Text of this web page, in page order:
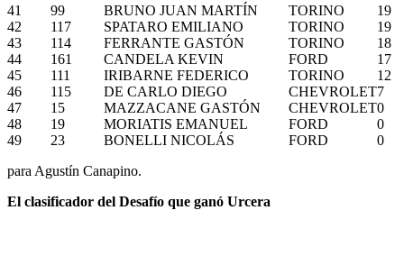
41
99 BRUNO JUAN MARTÍN TORINO
19
42
117 SPATARO EMILIANO TORINO
19
43
114 FERRANTE GASTÓN TORINO
18
44
161 CANDELA KEVIN FORD
17
45
111 IRIBARNE FEDERICO TORINO
12
46
115 DE CARLO DIEGO CHEVROLET7
47
15 MAZZACANE GASTÓN CHEVROLET0
48
19 MORIATIS EMANUEL FORD
0
49
23 BONELLI NICOLÁS FORD
0
para Agustín Canapino.
El clasificador del Desafío que ganó Urcera